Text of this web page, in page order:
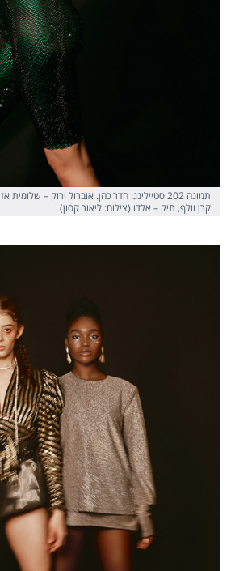
תמונה 202 סטיילינג: הדר כהן. אוברול ירוק –
קרן וולף, תיק – אלדו (צילום: ליאור קסון)